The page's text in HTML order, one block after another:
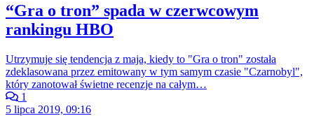
“Gra o tron” spada w czerwcowym
rankingu HBO
Utrzymuje się tendencja z maja, kiedy to "Gra o tron" została
zdeklasowana przez emitowany w tym samym czasie "Czarnobyl",
który zanotował świetne recenzje na całym…
1
5 lipca 2019, 09:16